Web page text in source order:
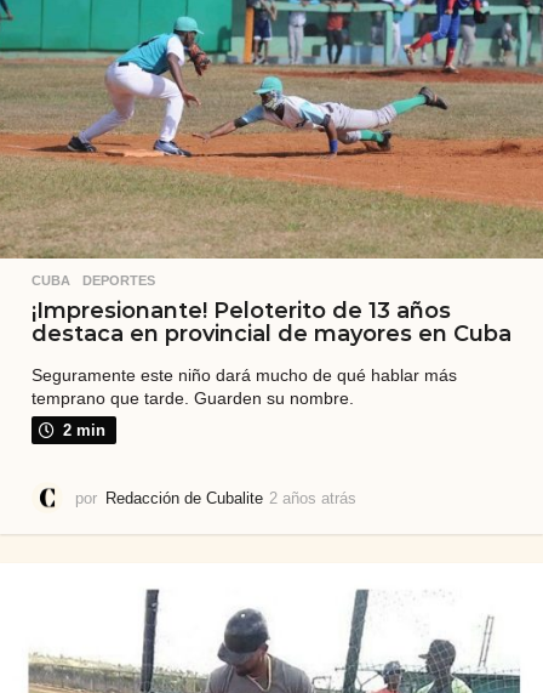
CUBA ,DEPORTES
¡Impresionante! Peloterito de 13 años
destaca en provincial de mayores en Cuba
Seguramente este niño dará mucho de qué hablar más
temprano que tarde. Guarden su nombre.
2 min
por Redacción de Cubalite 2 años atrás
s
a
t
r
á